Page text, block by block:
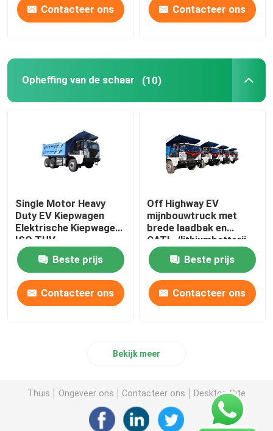
Contacteer ons Contacteer ons
Opheffing van de schaar (10)
Single Motor Heavy
Duty EV Kiepwagen
Elektrische Kiepwagen
ISO TUV
Gecertificeerd
Beste prijs
Contacteer ons
Off Highway EV
mijnbouwtruck met
brede laadbak en
CATL-/lithiumbatterij
Beste prijs
Contacteer ons
Bekijk meer
Thuis Ongeveer ons Contacteer ons Desktop Site